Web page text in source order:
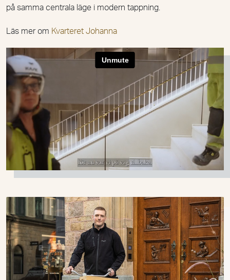
på samma centrala läge i modern tappning.
Läs mer om Kvarteret Johanna